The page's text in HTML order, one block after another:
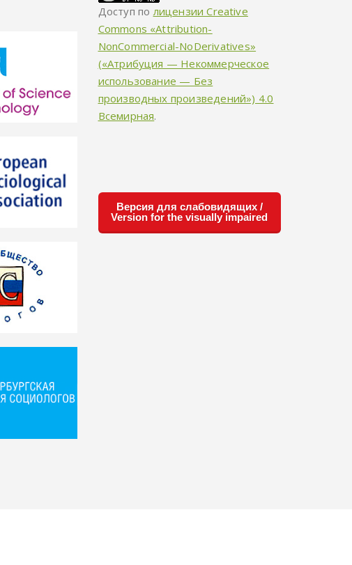
Доступ по лицензии Creative
Commons «Attribution-
NonCommercial-NoDerivatives»
(«Атрибуция — Некоммерческое
использование — Без
производных произведений») 4.0
Всемирная.
Версия для слабовидящих /
Version for the visually impaired